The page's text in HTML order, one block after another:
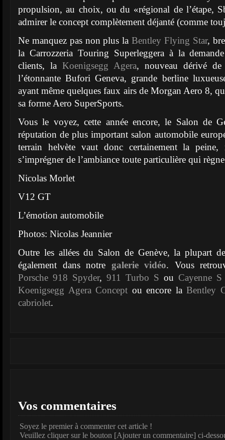
propulsion, au choix, ou du «régional de l’étape,
admirer le concept complètement déjanté (comme
Ne manquez pas non plus laBentley Flying Star,
la Carrozzeria Touring Superleggera à la
clients, la Koenigsegg Agera, nouveau dérivé
l’étonnante Bufori Geneva, grande berline
ayant même quelques faux airs de Morgan Aero 8,
sa forme Aero SuperSports.
Vous le voyez, cette année encore, le Salon de
réputation de plus important salon automobile
terrain helvète vaut donc certainement la peine,
s’imprégner de l’ambiance toute particulière qui
Nicolas Morlet
V12 GT
L’émotion automobile
Photos: Nicolas Jeannier
Outre les allées du Salon de Genève, la plupart
également dans notre galerie vidéo. Vous
Porsche 918 Spyder, 911 Turbo S ou Cayenne
Koenigsegg Agera Concept ou encore la Bentley
cabriolet.
Vos commentaires
Soyez le premier à commenter cet article !
Veuillez cliquer sur le bouton [Ajouter un commentaire] ci-